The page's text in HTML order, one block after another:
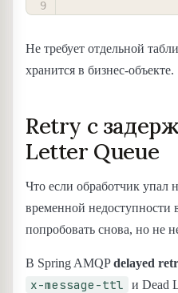
Не требует отдельной
хранится в бизнес-объекте.
Retry с
Letter Queue
Что если обработчик упал
временной
попробовать снова, но не
В Spring AMQPdelayed
x-message-ttl и Dead